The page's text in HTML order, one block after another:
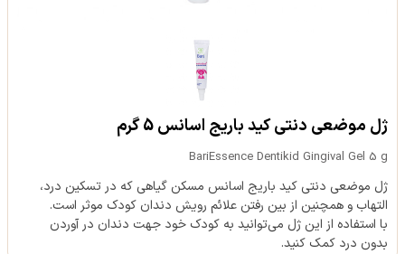
ژل موضعی دنتی کید باریج اسانس 5 گرم
BariEssence Dentikid Gingival Gel 5 g
ژل موضعی دنتی کید باریج اسانس مسکن گیاهی که در تسکین درد،
التهاب و همچنین از بین رفتن علائم رویش دندان کودک موثر است.
با استفاده از این ژل می‌توانید به کودک خود جهت دندان در آوردن
بدون درد کمک کنید.